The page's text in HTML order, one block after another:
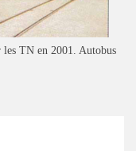
les TN en 2001. Autobus